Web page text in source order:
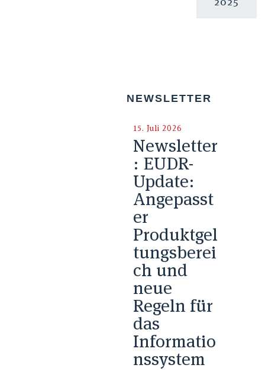
NEWSLETTER
15. Juli 2026
Newsletter
: EUDR-
Update:
Angepasst
er
Produktgel
tungsberei
ch und
neue
Regeln für
das
Informatio
nssystem